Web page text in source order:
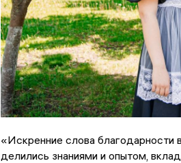
«Искренние слова благодарности
делились знаниями и опытом,